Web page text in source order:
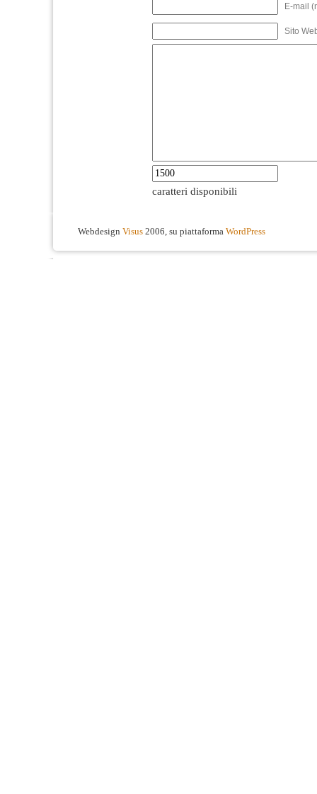
E-mail
Sito
caratteri disponibili
Webdesign Visus 2006, su piattaforma WordPress